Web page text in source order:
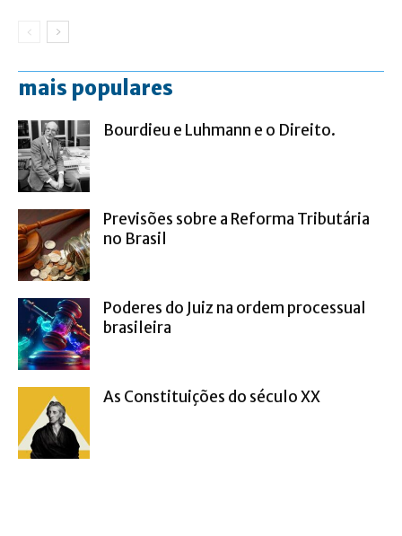
mais populares
Bourdieu e Luhmann e o Direito.
Previsões sobre a Reforma Tributária
no Brasil
Poderes do Juiz na ordem processual
brasileira
As Constituições do século XX